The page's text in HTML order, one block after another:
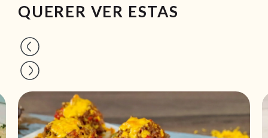
QUERER VER ESTAS